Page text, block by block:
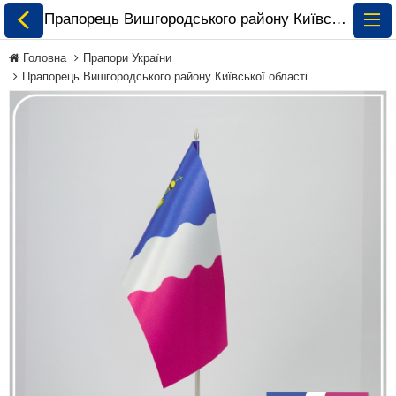
Прапори України
Прапори Світу за
Прапори на
Прапори Міжнародних
Прапорець Вишгородського району Київської області замовити і купити 🏁 ePrapor.com.ua
Головна
Прапори України
Прапорець Вишгородського району Київської області